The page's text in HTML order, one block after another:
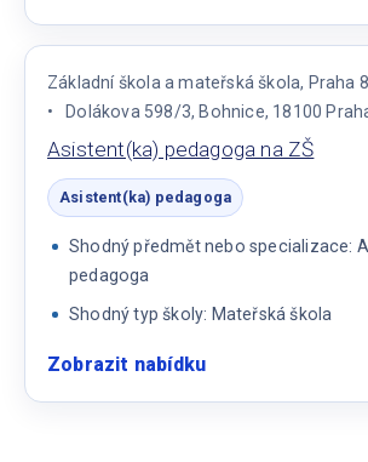
pedagoga
MŠ
Základní škola a mateřská škola, Praha
Dolákova 598/3, Bohnice, 18100
Asistent(ka) pedagoga na ZŠ
Asistent(ka) pedagoga
Shodný předmět nebo specializace:
pedagoga
Shodný typ školy: Mateřská škola
Zobrazit nabídku: